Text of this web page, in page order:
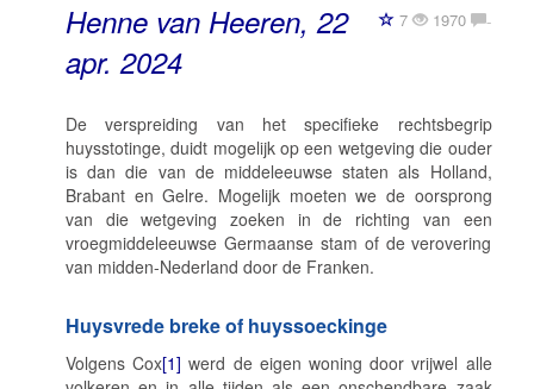
Henne van Heeren, 22
apr. 2024
7 1970 -
De verspreiding van het specifieke rechtsbegrip
huysstotinge, duidt mogelijk op een wetgeving die ouder
is dan die van de middeleeuwse staten als Holland,
Brabant en Gelre. Mogelijk moeten we de oorsprong
van die wetgeving zoeken in de richting van een
vroegmiddeleeuwse Germaanse stam of de verovering
van midden-Nederland door de Franken.
Huysvrede breke of huyssoeckinge
Volgens Cox[1] werd de eigen woning door vrijwel alle